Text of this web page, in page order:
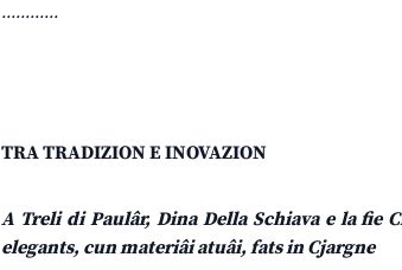
............
TRA TRADIZION E INOVAZION
A Treli di Paulâr, Dina Della Schiava e la fie
elegants, cun materiâi atuâi,fatsin Cjargne